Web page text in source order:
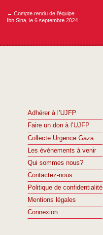
← Compte rendu de l’équipe
Ibn Sina, le 6 septembre 2024
Adhérer à l’UJFP
Faire un don à l’UJFP
Collecte Urgence Gaza
Les événements à venir
Qui sommes nous?
Contactez-nous
Politique de confidentialité
Mentions légales
Connexion